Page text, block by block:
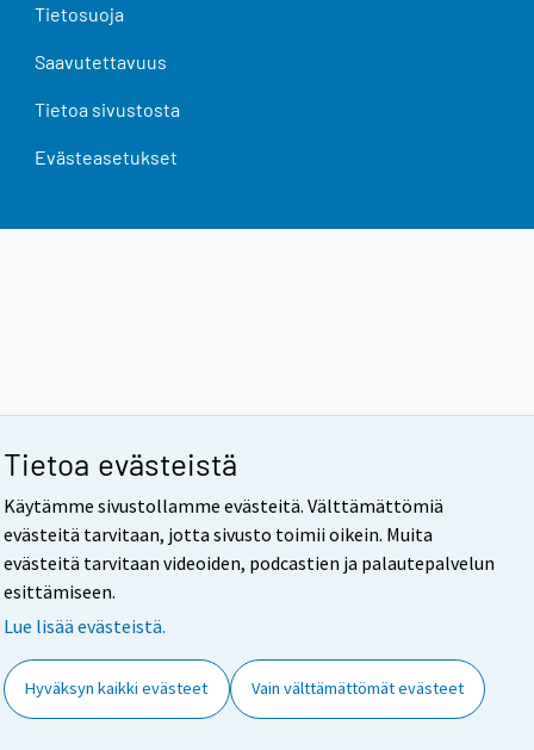
Tietoa evästeistä
Käytämme sivustollamme evästeitä. Välttämättömiä
evästeitä tarvitaan, jotta sivusto toimii oikein. Muita
evästeitä tarvitaan videoiden, podcastien ja palautepalvelun
esittämiseen.
Lue lisää evästeistä.
Hyväksyn kaikki evästeet Vain välttämättömät evästeet
Tietosuoja
Saavutettavuus
Tietoa sivustosta
Evästeasetukset